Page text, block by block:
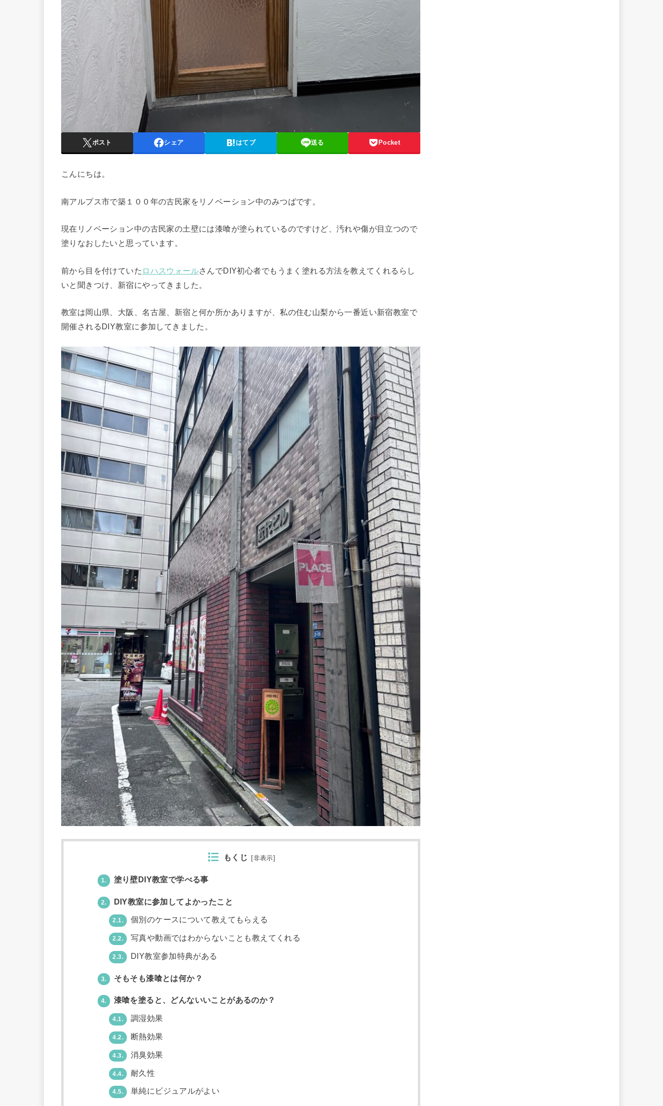
ポスト シェア はてブ 送る Pocket
こんにちは。
南アルプス市で築１００年の古民家をリノベーション中のみつばです。
現在リノベーション中の古民家の土壁には漆喰が塗られているのですけど、汚れや傷が目立つので
塗りなおしたいと思っています。
前から目を付けていた ロハスウォールさんでDIY初心者でもうまく塗れる方法を教えてくれるらし
いと聞きつけ、新宿にやってきました。
教室は岡山県、大阪、名古屋、新宿と何か所かありますが、私の住む山梨から一番近い新宿教室で
開催されるDIY教室に参加してきました。
もくじ 非表示
1. 塗り壁DIY教室で学べる事
2. DIY教室に参加してよかったこと
2.1. 個別のケースについて教えてもらえる
2.2. 写真や動画ではわからないことも教えてくれる
2.3. DIY教室参加特典がある
3. そもそも漆喰とは何か？
4. 漆喰を塗ると、どんないいことがあるのか？
4.1. 調湿効果
4.2. 断熱効果
4.3. 消臭効果
4.4. 耐久性
4.5. 単純にビジュアルがよい